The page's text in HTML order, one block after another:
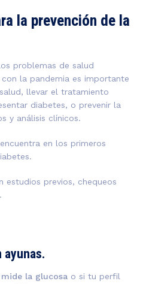
la prevención de la
problemas de salud
la pandemia es importante
llevar el tratamiento
diabetes, o prevenir la
y análisis clínicos.
en los primeros
estudios previos, chequeos
ayunas.
mide la glucosa o si tu perfil